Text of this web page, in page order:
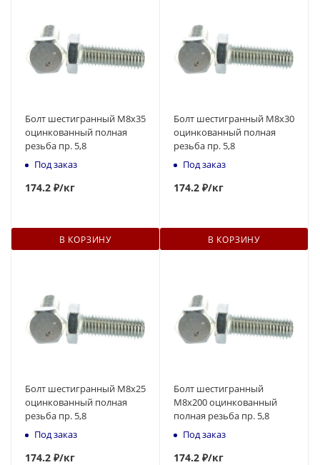
Болт шестигранный М8x35
оцинкованный полная
резьба пр. 5,8
Под заказ
174.2 ₽/кг
В КОРЗИНУ
Болт шестигранный М8x30
оцинкованный полная
резьба пр. 5,8
Под заказ
174.2 ₽/кг
В КОРЗИНУ
Болт шестигранный М8x25
оцинкованный полная
резьба пр. 5,8
Под заказ
174.2 ₽/кг
Болт шестигранный
М8x200 оцинкованный
полная резьба пр. 5,8
Под заказ
174.2 ₽/кг